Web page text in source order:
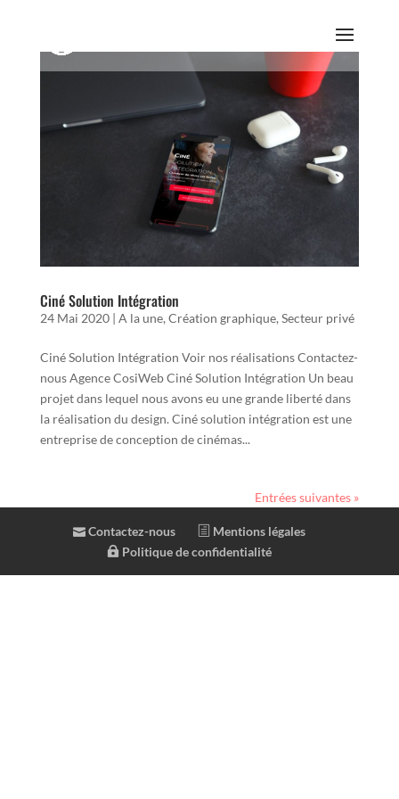
Ciné Solution Intégration
24 Mai 2020| A la une, Création graphique, Secteur privé
Ciné Solution Intégration Voir nos réalisations Contactez-
nous Agence CosiWeb Ciné Solution Intégration Un beau
projet dans lequel nous avons eu une grande liberté dans
la réalisation du design. Ciné solution intégration est une
entreprise de conception de cinémas...
Entrées suivantes »
Contactez-nous
Mentions légales
Politique de confidentialité